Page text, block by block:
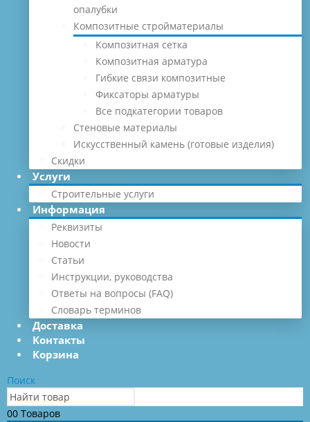
опалубки
Композитные стройматериалы
Композитная сетка
Композитная арматура
Гибкие связи композитные
Фиксаторы арматуры
Все подкатегории товаров
Стеновые материалы
Искусственный камень (готовые изделия)
Скидки
Услуги
Строительные услуги
Информация
Реквизиты
Новости
Статьи
Инструкции, руководства
Ответы на вопросы (FAQ)
Словарь терминов
Доставка
Контакты
Корзина
Поиск
00 Товаров